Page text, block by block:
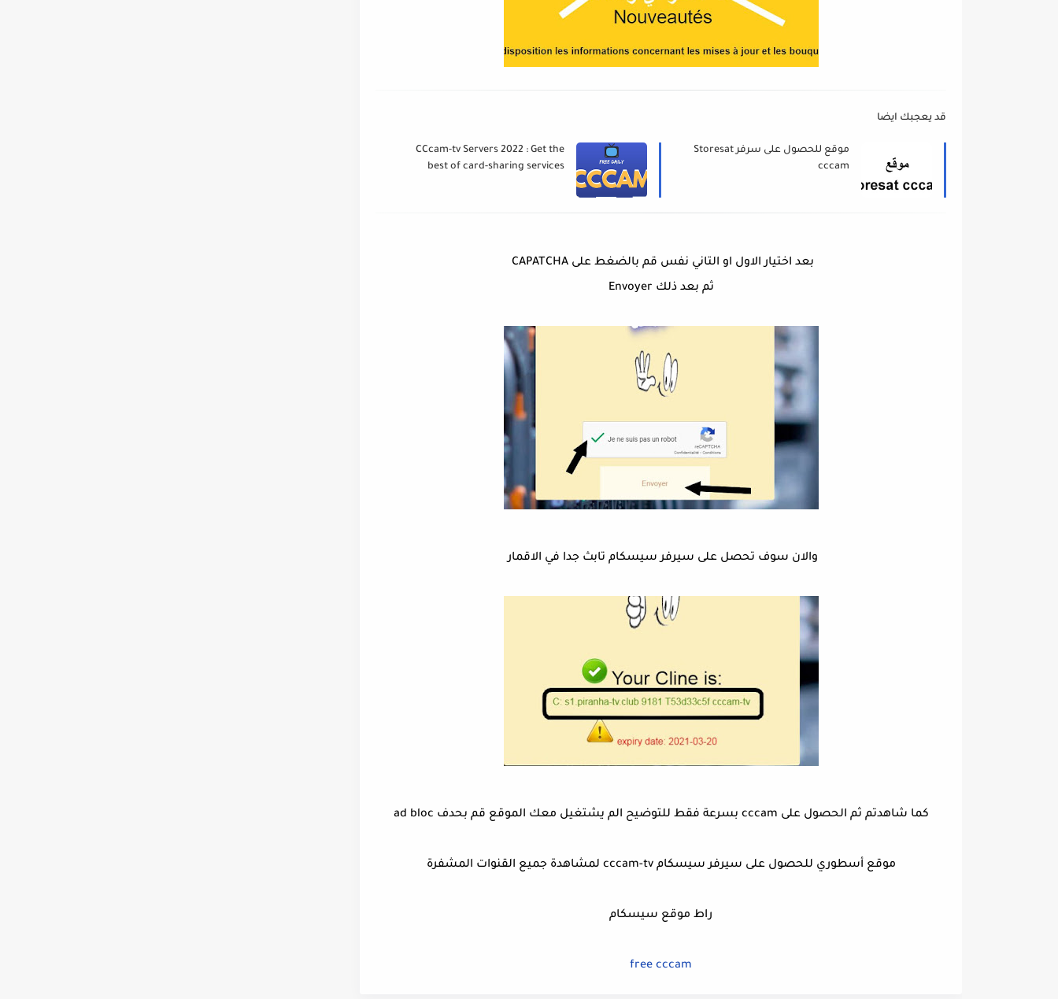
قد يعجبك ايضا
موقع للحصول على سرفر Storesat
cccam
CCcam-tv Servers 2022 : Get the
best of card-sharing services
بعد اختيار الاول او التاني نفس قم بالضغط على CAPATCHA
ثم بعد ذلك Envoyer
والان سوف تحصل على سيرفر سيسكام تابث جدا في الاقمار
كما شاهدتم ثم الحصول على cccam بسرعة فقط للتوضيح الم يشتغيل معك الموقع قم بحدف ad bloc
موقع أسطوري للحصول على سيرفر سيسكام cccam-tv لمشاهدة جميع القنوات المشفرة
راط موقع سيسكام
free cccam